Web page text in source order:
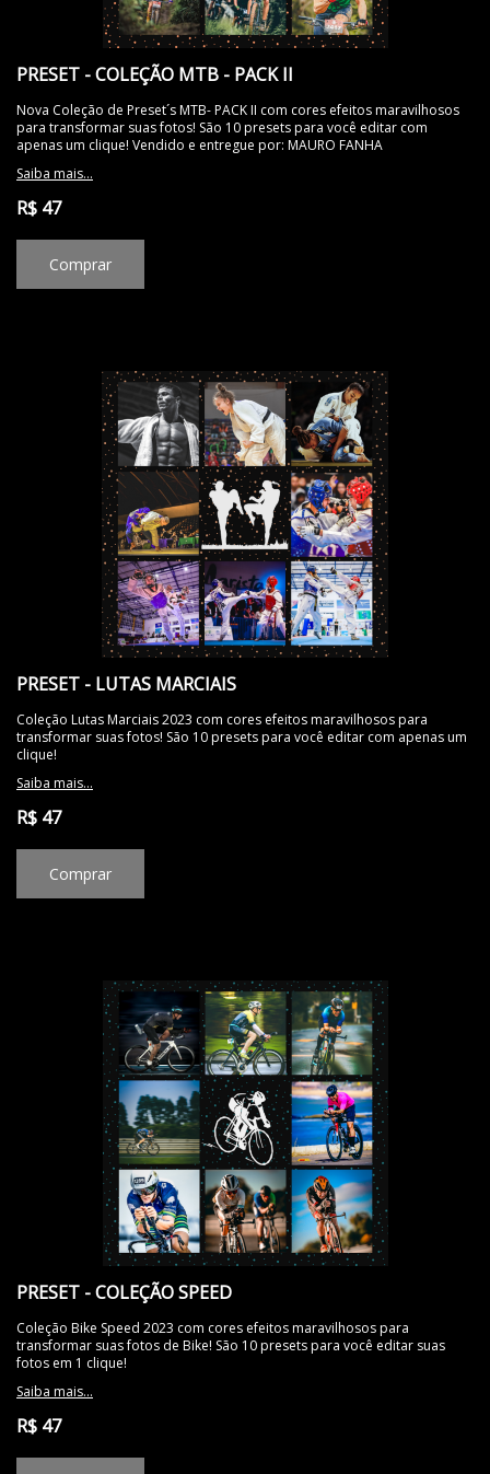
PRESET - COLEÇÃO MTB - PACK II
Nova Coleção de Preset´s MTB- PACK II com cores efeitos maravilhosos
para transformar suas fotos! São 10 presets para você editar com
apenas um clique! Vendido e entregue por: MAURO FANHA
Saiba mais...
R$ 47
Comprar
PRESET - LUTAS MARCIAIS
Coleção Lutas Marciais 2023 com cores efeitos maravilhosos para
transformar suas fotos! São 10 presets para você editar com apenas um
clique!
Saiba mais...
R$ 47
Comprar
PRESET - COLEÇÃO SPEED
Coleção Bike Speed 2023 com cores efeitos maravilhosos para
transformar suas fotos de Bike! São 10 presets para você editar suas
fotos em 1 clique!
Saiba mais...
R$ 47